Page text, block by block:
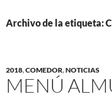
Archivo de la etiqueta:
2018,COMEDOR,NOTICIAS
MENÚ